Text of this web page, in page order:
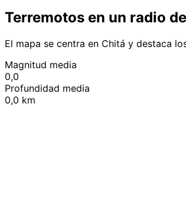
Terremotos en un radio
El mapa se centra en Chitá y destaca
Magnitud media
0,0
Profundidad media
0,0 km